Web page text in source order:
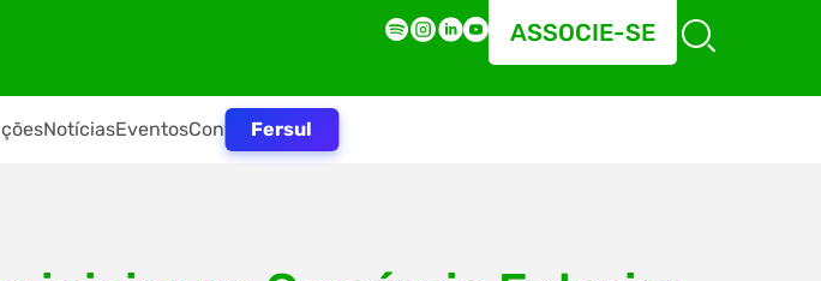
ASSOCIE-SE
NotíciasEventosContatoFersul